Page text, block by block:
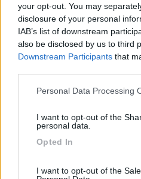
your opt-out. You may
disclosure of your personal
IAB’s list of downstream
also be disclosed by us to third
Downstream Participants that
Please note that this website/
not limited to your visit or usage
grant or deny consent to
use your data for below
Personal Data Processing
I want to opt-out of the
personal data.
Opted In
I want to opt-out of the
Area caotica ed
in spiaggia. Servizi
Accessibilità Caratteristiche
toty72
Posto spartano, mare
troppo caro e docce
Caratteristiche Posizione